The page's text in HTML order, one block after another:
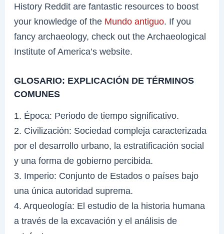
History Reddit are fantastic resources to boost
your knowledge of the Mundo antiguo. If you
fancy archaeology, check out the Archaeological
Institute of America’s website.
GLOSARIO: EXPLICACIÓN DE TÉRMINOS
COMUNES
1. Época: Periodo de tiempo significativo.
2. Civilización: Sociedad compleja caracterizada
por el desarrollo urbano, la estratificación social
y una forma de gobierno percibida.
3. Imperio: Conjunto de Estados o países bajo
una única autoridad suprema.
4. Arqueología: El estudio de la historia humana
a través de la excavación y el análisis de